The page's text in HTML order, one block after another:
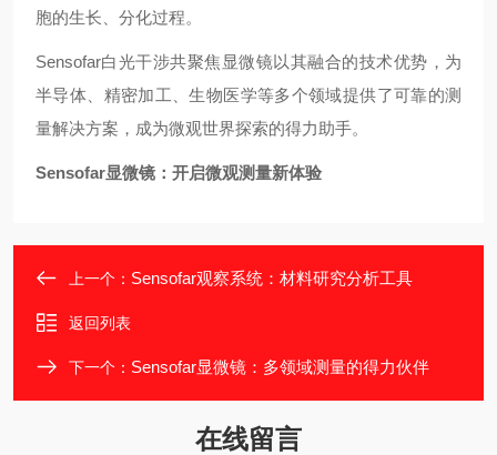
胞的生长、分化过程。
Sensofar白光干涉共聚焦显微镜以其融合的技术优势，为
半导体、精密加工、生物医学等多个领域提供了可靠的测
量解决方案，成为微观世界探索的得力助手。
Sensofar显微镜：开启微观测量新体验
上一个： Sensofar观察系统：材料研究分析工具
返回列表
下一个： Sensofar显微镜：多领域测量的得力伙伴
在线留言